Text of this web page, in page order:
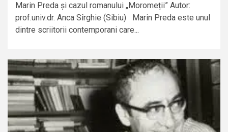
Marin Preda și cazul romanului „Moromeții” Autor:
prof.univ.dr. Anca Sîrghie (Sibiu) Marin Preda este unul
dintre scriitorii contemporani care...